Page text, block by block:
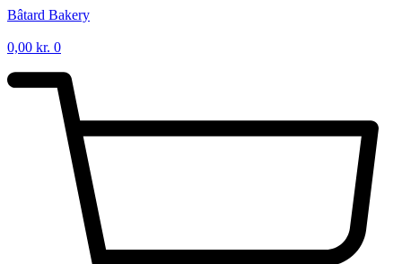
Videre
indhold
Bâtard Bakery
0,00 kr. 0